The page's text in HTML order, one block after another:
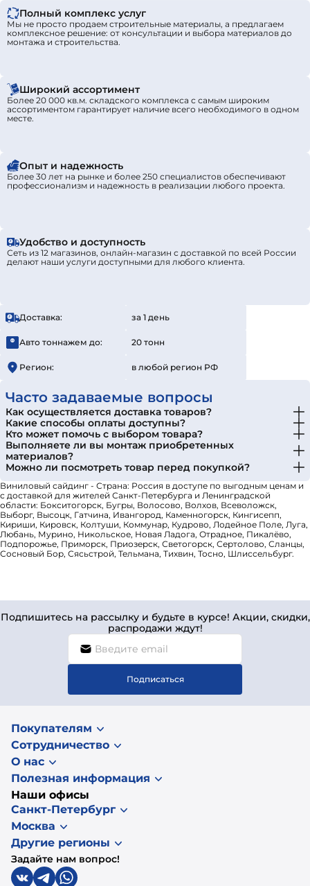
Полный комплекс услуг
Мы не просто продаем строительные материалы, а предлагаем
комплексное решение: от консультации и выбора материалов до
монтажа и строительства.
Широкий ассортимент
Более 20 000 кв.м. складского комплекса с самым широким
ассортиментом гарантирует наличие всего необходимого в одном
месте.
Опыт и надежность
Более 30 лет на рынке и более 250 специалистов обеспечивают
профессионализм и надежность в реализации любого проекта.
Удобство и доступность
Сеть из 12 магазинов, онлайн-магазин с доставкой по всей России
делают наши услуги доступными для любого клиента.
Доставка: за 1 день
Авто тоннажем до: 20 тонн
Регион: в любой регион РФ
Часто задаваемые вопросы
Как осуществляется доставка товаров?
Какие способы оплаты доступны?
Кто может помочь с выбором товара?
Выполняете ли вы монтаж приобретенных
материалов?
Можно ли посмотреть товар перед покупкой?
Виниловый сайдинг - Страна: Россия в доступе по выгодным ценам и
с доставкой для жителей Санкт-Петербурга и Ленинградской
области: Бокситогорск, Бугры, Волосово, Волхов, Всеволожск,
Выборг, Высоцк, Гатчина, Ивангород, Каменногорск, Кингисепп,
Кириши, Кировск, Колтуши, Коммунар, Кудрово, Лодейное Поле, Луга,
Любань, Мурино, Никольское, Новая Ладога, Отрадное, Пикалёво,
Подпорожье, Приморск, Приозерск, Светогорск, Сертолово, Сланцы,
Сосновый Бор, Сясьстрой, Тельмана, Тихвин, Тосно, Шлиссельбург.
Подпишитесь на рассылку и будьте в курсе! Акции, скидки,
распродажи ждут!
Подписаться
Покупателям
Сотрудничество
О нас
Полезная информация
Наши офисы
Санкт-Петербург
Москва
Другие регионы
Задайте нам вопрос!